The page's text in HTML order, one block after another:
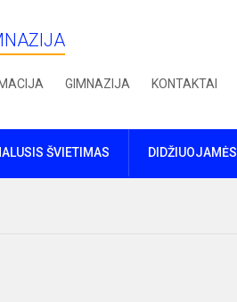
GIMNAZIJA KONTAKTAI
ŠVIETIMAS DIDŽIUOJAMĖS